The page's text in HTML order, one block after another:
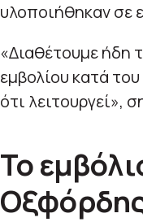
υλοποιήθηκαν σε
«Διαθέτουμε ήδη
εμβολίου κατά
ότι λειτουργεί»,
Το